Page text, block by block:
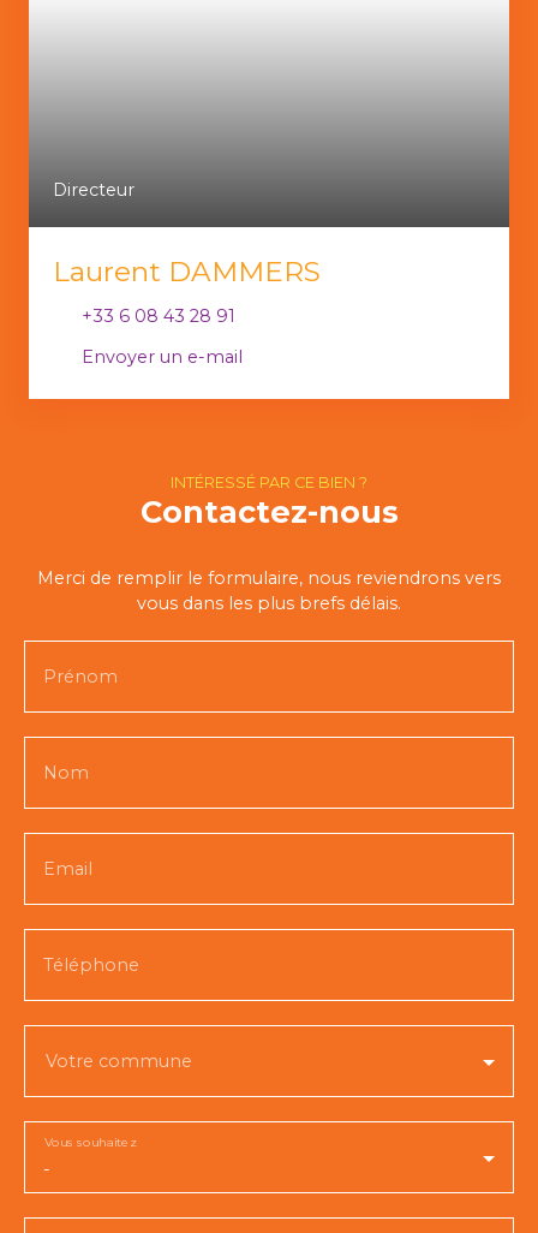
Directeur
Laurent DAMMERS
+33 6 08 43 28 91
Envoyer un e-mail
INTÉRESSÉ PAR CE BIEN ?
Contactez-nous
Merci de remplir le formulaire, nous reviendrons vers
vous dans les plus brefs délais.
Prénom
Nom
Email
Téléphone
Votre commune
-
Vous souhaitez